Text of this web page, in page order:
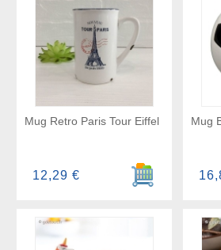
Mug Retro Paris Tour Eiffel
Ajouter au
12,29 €
Mug